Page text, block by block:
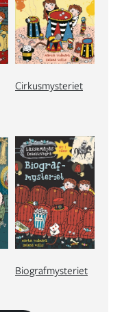
Cirkusmysteriet
Biografmysteriet